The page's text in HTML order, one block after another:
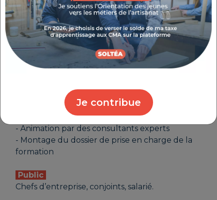
Je contribue
Objectifs
Apprenez à réaliser des imitations de marbres et
de bois, à partir d’images en couleur. Maîtrisez
les bases théoriques, manipulez les matériaux
et les outils, mettez en pratique les modes
opératoires pour réaliser des imitations de
- Atelier participatif en petit groupe
- Animation par des consultants experts
- Montage du dossier de prise en charge de la
formation
Public
Chefs d’entreprise, conjoints, salarié.